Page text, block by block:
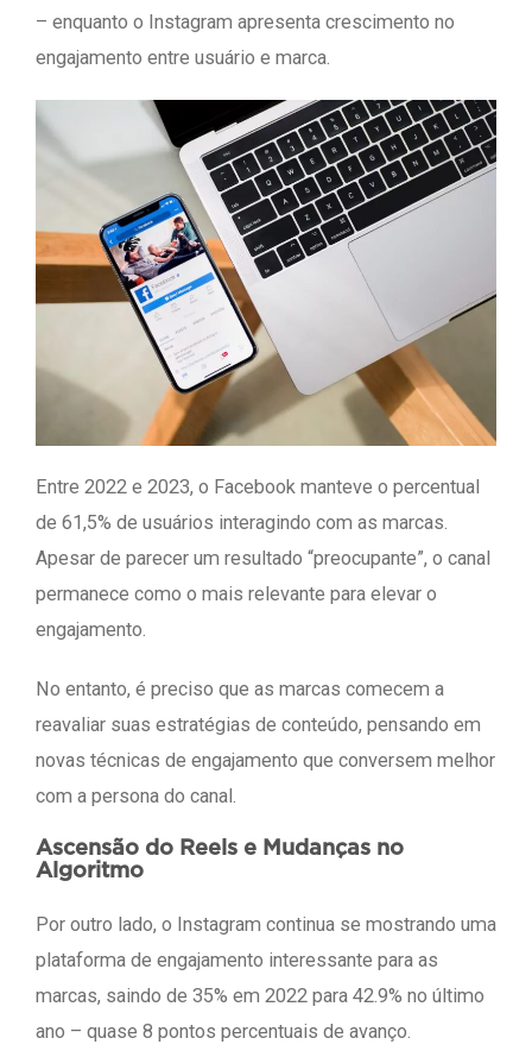
– enquanto o Instagram apresenta crescimento no
engajamento entre usuário e marca.
Entre 2022 e 2023, o Facebook manteve o percentual
de 61,5% de usuários interagindo com as marcas.
Apesar de parecer um resultado “preocupante”, o canal
permanece como o mais relevante para elevar o
engajamento.
No entanto, é preciso que as marcas comecem a
reavaliar suas estratégias de conteúdo, pensando em
novas técnicas de engajamento que conversem melhor
com a persona do canal.
Ascensão do Reels e Mudanças no
Algoritmo
Por outro lado, o Instagram continua se mostrando uma
plataforma de engajamento interessante para as
marcas, saindo de 35% em 2022 para 42.9% no último
ano – quase 8 pontos percentuais de avanço.